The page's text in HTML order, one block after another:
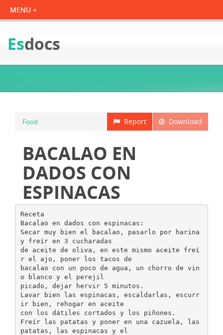
Esdocs
Download
Report
Food
BACALAO EN
DADOS CON
ESPINACAS
Receta
Bacalao en dados con espinacas:
Secar muy bien el bacalao, pasarlo por harina
y freír en 3 cucharadas
de aceite de oliva, en este mismo aceite freí
r el ajo, poner los tacos de
bacalao con un poco de agua, un chorro de vin
o blanco y el perejil
picado, dejar hervir 5 minutos.
Lavar bien las espinacas, escaldarlas, escurr
ir bien, rehogar en aceite
con los dátiles cortados y los piñones.
Freír las patatas y poner en una cazuela, las
patatas, las espinacas y el